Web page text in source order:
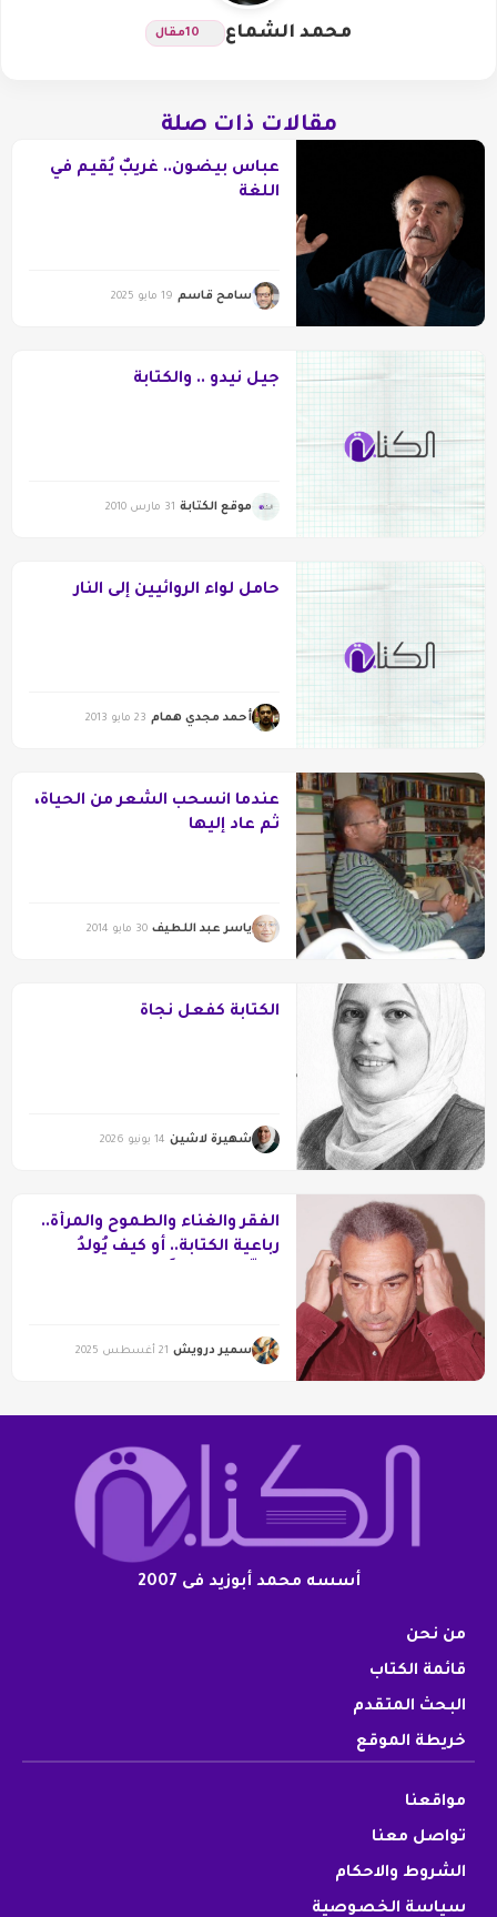
محمد الشماع 10مقال
مقالات ذات صلة
عباس بيضون.. غريبٌ يُقيم في
اللغة
سامح قاسم 19 مايو 2025
جيل نيدو .. والكتابة
موقع الكتابة 31 مارس 2010
حامل لواء الروائيين إلى النار
أحمد مجدي همام 23 مايو 2013
عندما انسحب الشعر من الحياة،
ثم عاد إليها
ياسر عبد اللطيف 30 مايو 2014
الكتابة كفعل نجاة
شهيرة لاشين 14 يونيو 2026
الفقر والغناء والطموح والمرأة..
رباعية الكتابة.. أو كيف يُولدُ
سمير درويش 21 أغسطس 2025
أسسه محمد أبوزيد فى 2007
من نحن
قائمة الكتاب
البحث المتقدم
خريطة الموقع
مواقعنا
تواصل معنا
الشروط والاحكام
سياسة الخصوصية